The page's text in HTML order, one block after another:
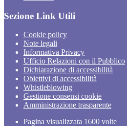
Sezione Link Utili
Cookie policy
Note legali
Informativa Privacy
Ufficio Relazioni con il Pubblico
Dichiarazione di accessibilità
Obiettivi di accessibilità
Whistleblowing
Gestione consensi cookie
Amministrazione trasparente
Pagina visualizzata 1600 volte